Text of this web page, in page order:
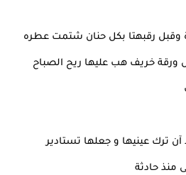
وقبل رقبهتا بكل حنان شتمت عطره
ورقة خريف هب عليها ريح الصباح
آن ترك عينيها و جعلها تستادير
منذ حادثة